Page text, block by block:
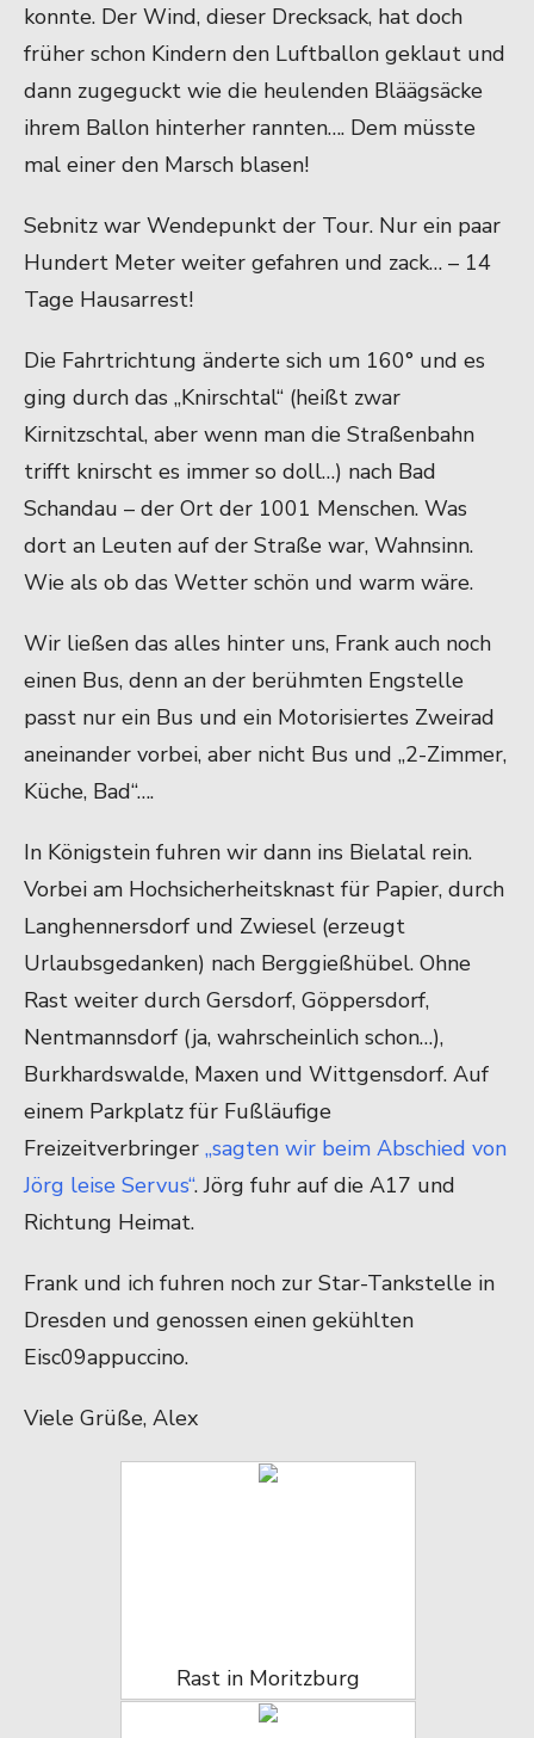
konnte. Der Wind, dieser Drecksack, hat doch
früher schon Kindern den Luftballon geklaut und
dann zugeguckt wie die heulenden Bläägsäcke
ihrem Ballon hinterher rannten…. Dem müsste
mal einer den Marsch blasen!
Sebnitz war Wendepunkt der Tour. Nur ein paar
Hundert Meter weiter gefahren und zack… – 14
Tage Hausarrest!
Die Fahrtrichtung änderte sich um 160° und es
ging durch das „Knirschtal“ (heißt zwar
Kirnitzschtal, aber wenn man die Straßenbahn
trifft knirscht es immer so doll…) nach Bad
Schandau – der Ort der 1001 Menschen. Was
dort an Leuten auf der Straße war, Wahnsinn.
Wie als ob das Wetter schön und warm wäre.
Wir ließen das alles hinter uns, Frank auch noch
einen Bus, denn an der berühmten Engstelle
passt nur ein Bus und ein Motorisiertes Zweirad
aneinander vorbei, aber nicht Bus und „2-Zimmer,
Küche, Bad“….
In Königstein fuhren wir dann ins Bielatal rein.
Vorbei am Hochsicherheitsknast für Papier, durch
Langhennersdorf und Zwiesel (erzeugt
Urlaubsgedanken) nach Berggießhübel. Ohne
Rast weiter durch Gersdorf, Göppersdorf,
Nentmannsdorf (ja, wahrscheinlich schon…),
Burkhardswalde, Maxen und Wittgensdorf. Auf
einem Parkplatz für Fußläufige
Freizeitverbringer „sagten wir beim Abschied von
Jörg leise Servus“. Jörg fuhr auf die A17 und
Richtung Heimat.
Frank und ich fuhren noch zur Star-Tankstelle in
Dresden und genossen einen gekühlten
Eisc09appuccino.
Viele Grüße, Alex
Rast in Moritzburg